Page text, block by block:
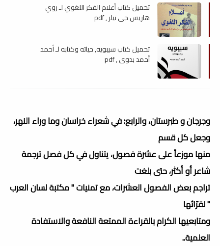
تحميل كتاب أعلام الفكر اللغوي لـ روي
هاريس جي تيلر , pdf
تحميل كتاب سيبويه, حياته وكتابه لـ أحمد
أحمد بدوي , pdf
وجرجان و طبرستان، والرابع: في شعراء خراسان وما وراء النهر،
وجعل كل قسم
منها موزعاً على عشرة فصول، يتناول في كل فصل ترجمة
شاعر أو أكثر، حتى بلغت
تراجم بعض الفصول العشرات، مع تمنيات " مكتبة لسان العرب
" لقرّائها
ومتابعيها الكرام بالقراءة الممتعة النافعة والاستفادة
العلمية..